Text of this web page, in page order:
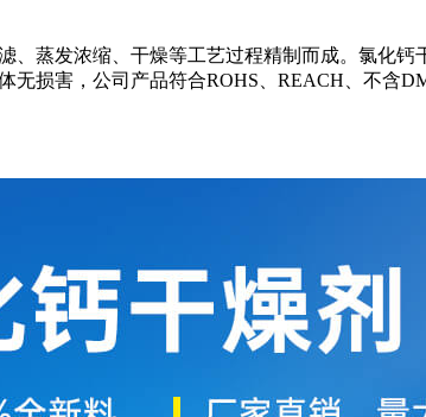
发浓缩、干燥等工艺过程精制而成。氯化钙
损害，公司产品符合ROHS、REACH、不含